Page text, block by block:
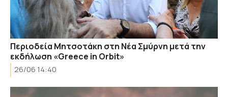
Περιοδεία Μητσοτάκη στη Νέα Σμύρνη μετά την
εκδήλωση «Greece in Orbit»
26/06 14:40